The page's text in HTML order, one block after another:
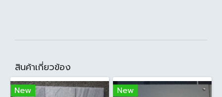
สินค้าเกี่ยวข้อง
New New